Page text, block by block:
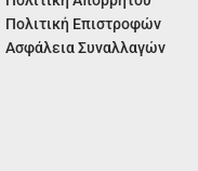
Πολιτική Επιστροφών
Ασφάλεια Συναλλαγών